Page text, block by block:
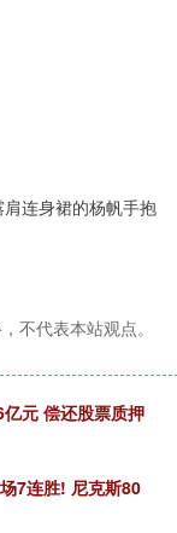
连身裙的杨帆手抱
不代表本站观点。
元 偿还股票质押
7连胜! 尼克斯80